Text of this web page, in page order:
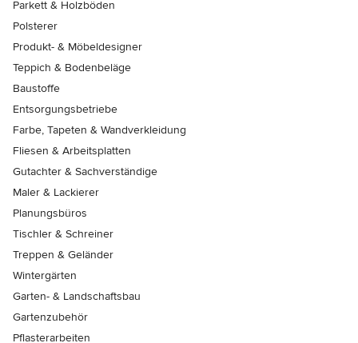
Parkett & Holzböden
Polsterer
Produkt- & Möbeldesigner
Teppich & Bodenbeläge
Baustoffe
Entsorgungsbetriebe
Farbe, Tapeten & Wandverkleidung
Fliesen & Arbeitsplatten
Gutachter & Sachverständige
Maler & Lackierer
Planungsbüros
Tischler & Schreiner
Treppen & Geländer
Wintergärten
Garten- & Landschaftsbau
Gartenzubehör
Pflasterarbeiten